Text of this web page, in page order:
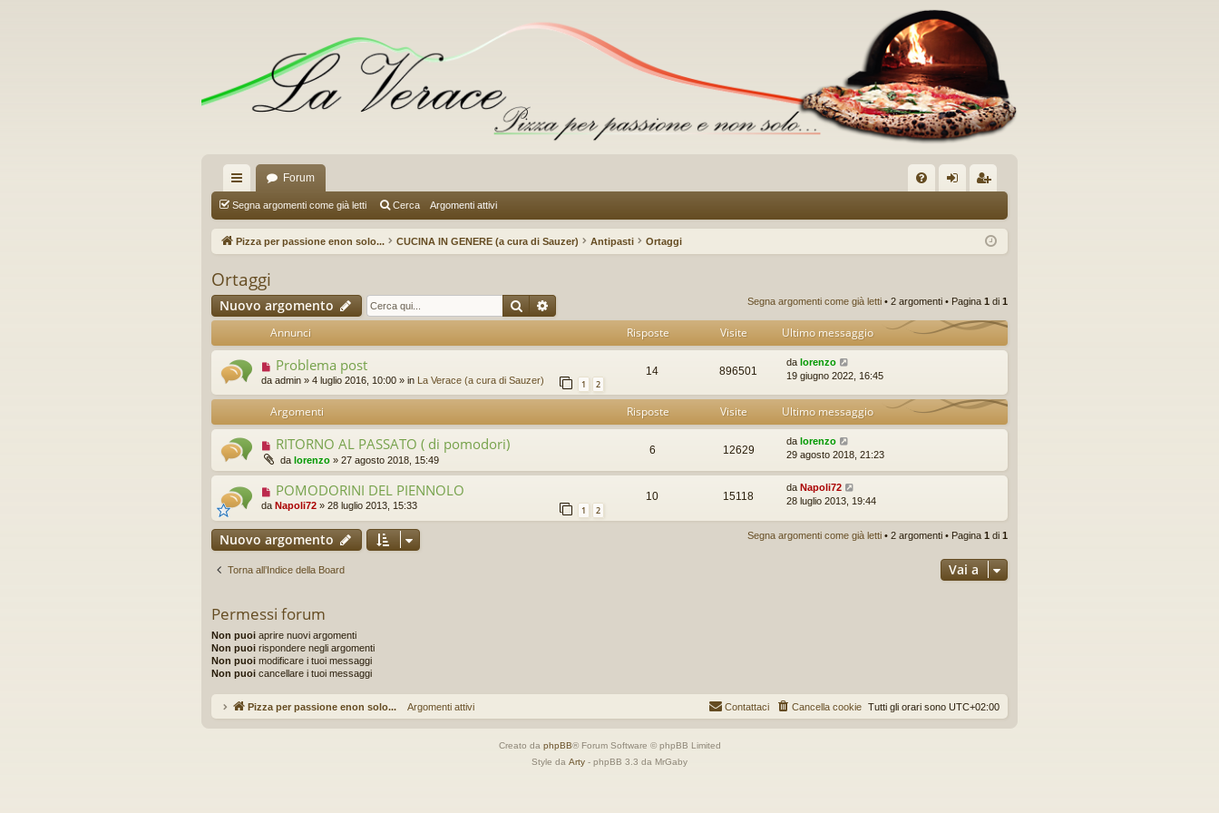
oll
eg
m
en
R
ap
idi
Forum
Q in riv
Segna argomenti come già letti Cerca Argomenti attivi
Pizza per passione enon solo... CUCINA IN GENERE (a cura di Sauzer) Antipasti Ortaggi
Ortaggi
Nuovo argomento CercaRicerca avanzata Segna argomenti come già letti • 2 argomenti • Pagina 1 di 1
Annunci Risposte Visite Ultimo messaggio
Problema post
da admin » 4 luglio 2016, 10:00 » in La Verace (a cura di Sauzer) 1 2
14 896501
da lorenzo
19 giugno 2022, 16:45
Argomenti Risposte Visite Ultimo messaggio
RITORNO AL PASSATO ( di pomodori)
da lorenzo » 27 agosto 2018, 15:49
6 12629
da lorenzo
29 agosto 2018, 21:23
POMODORINI DEL PIENNOLO
da Napoli72 » 28 luglio 2013, 15:33 1 2
10 15118
da Napoli72
28 luglio 2013, 19:44
Nuovo argomento Segna argomenti come già letti • 2 argomenti • Pagina 1 di 1
Torna all’Indice della Board Vai a
Permessi forum
Non puoi aprire nuovi argomenti
Non puoi rispondere negli argomenti
Non puoi modificare i tuoi messaggi
Non puoi cancellare i tuoi messaggi
Argomenti attivi
Pizza per passione enon solo... Tutti gli orari sono UTC+02:00
Cancella cookie
Contattaci
Creato da phpBB® Forum Software © phpBB Limited
Style da Arty - phpBB 3.3 da MrGaby